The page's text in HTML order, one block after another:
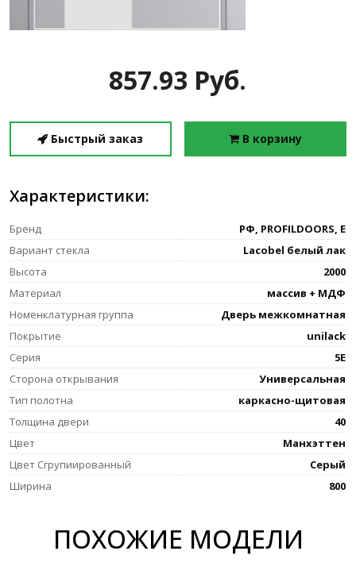
857.93 Руб.
Быстрый заказ В корзину
Характеристики:
Бренд
РФ, PROFILDOORS, E
Вариант стекла
Lacobel белый лак
Высота
2000
Материал
массив + МДФ
Номенклатурная группа
Дверь межкомнатная
Покрытие
unilack
Серия
5E
Сторона открывания
Универсальная
Тип полотна
каркасно-щитовая
Толщина двери
40
Цвет
Манхэттен
Цвет Сгрупиированный
Серый
Ширина
800
ПОХОЖИЕ МОДЕЛИ